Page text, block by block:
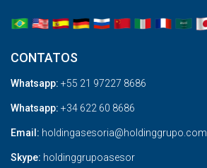
CONTATOS
Whatsapp: +55 21 97227 8686
Whatsapp: +34 622 60 8686
Email: holdingasesoria@holdinggrupo.com
Skype: holdinggrupoasesor